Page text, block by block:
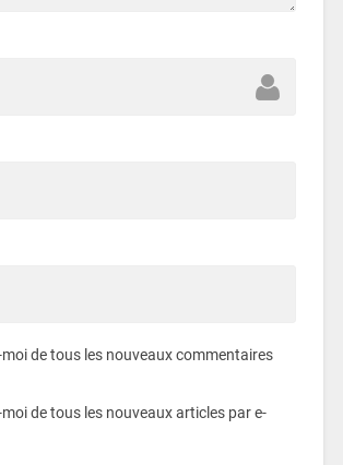
moi de tous les nouveaux commentaires
moi de tous les nouveaux articles par e-